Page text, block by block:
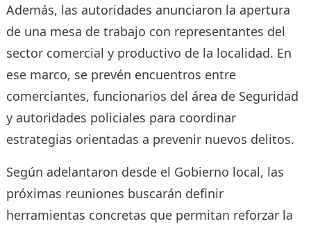
Además, las autoridades anunciaron la apertura
de una mesa de trabajo con representantes del
sector comercial y productivo de la localidad. En
ese marco, se prevén encuentros entre
comerciantes, funcionarios del área de Seguridad
y autoridades policiales para coordinar
estrategias orientadas a prevenir nuevos delitos.
Según adelantaron desde el Gobierno local, las
próximas reuniones buscarán definir
herramientas concretas que permitan reforzar la